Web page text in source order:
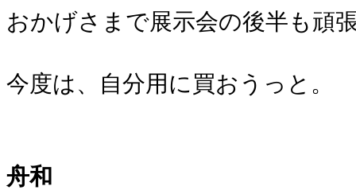
おかげさまで展示会の後半も頑
今度は、自分用に買おうっと。
舟和